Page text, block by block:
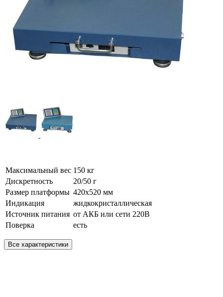
Максимальный вес 150 кг
Дискретность
20/50 г
Размер платформы 420х520 мм
Индикация
жидкокристаллическая
Источник питания от АКБ или сети 220В
Поверка
есть
Все характеристики